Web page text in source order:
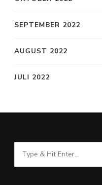
SEPTEMBER 2022
AUGUST 2022
JULI 2022
Looking
for